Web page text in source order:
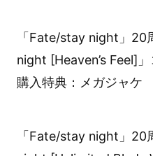
「Fate/stay night」
night [Heaven’s Feel]」
購入特典：メガジャケ
「Fate/stay night」